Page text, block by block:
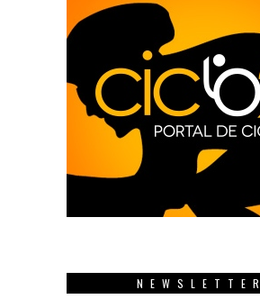
NEWSLETTER